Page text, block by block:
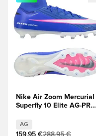
Nike Air Zoom Mercurial
Superfly 10 Elite AG-PRO
Modra/Bela
AG
159,95 €288,95 €